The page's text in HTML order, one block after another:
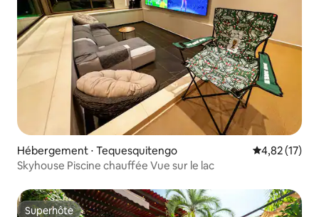
Hébergement ⋅ Tequesquitengo Évaluation
4,82 (17)
Skyhouse Piscine chauffée Vue sur le lac
Superhôte